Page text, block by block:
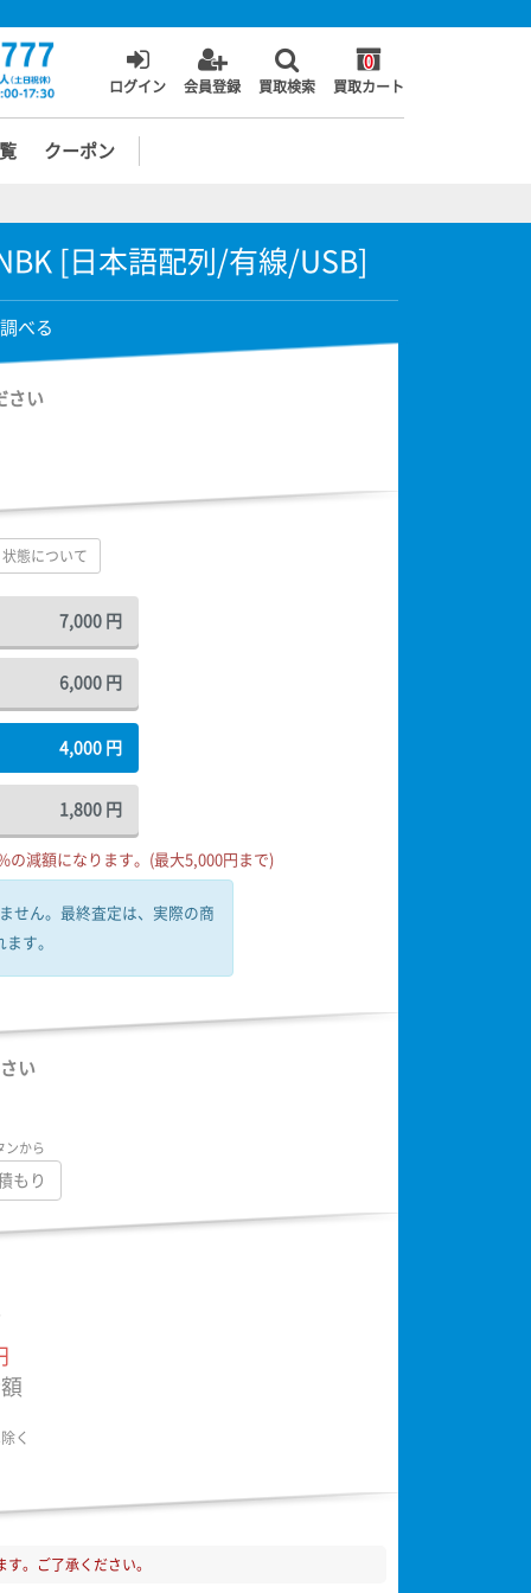
ログイン 会員登録 買取検索
0
買取カート
クーポン
[日本語配列/有線/USB]
べる
さい
態について
7,000 円
6,000 円
4,000 円
1,800 円
減額になります。(最大5,000円まで)
せん。 最終査定は、実際の商
す。
い
ンから
もり
く
。ご了承ください。